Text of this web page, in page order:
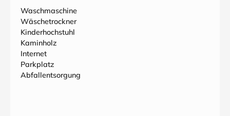
Waschmaschine
Wäschetrockner
Kinderhochstuhl
Kaminholz
Internet
Parkplatz
Abfallentsorgung